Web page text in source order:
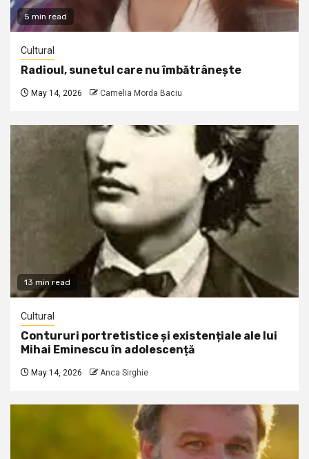
5 min read
Cultural
Radioul, sunetul care nu îmbătrânește
May 14, 2026 Camelia Morda Baciu
13 min read
Cultural
Contururi portretistice și existențiale ale lui
Mihai Eminescu în adolescență
May 14, 2026 Anca Sirghie